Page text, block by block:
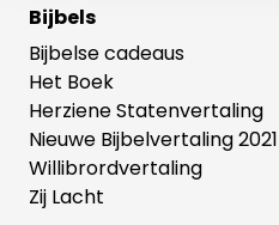
Bijbels
Bijbelse cadeaus
Het Boek
Herziene Statenvertaling
Nieuwe Bijbelvertaling 2021
Willibrordvertaling
Zij Lacht